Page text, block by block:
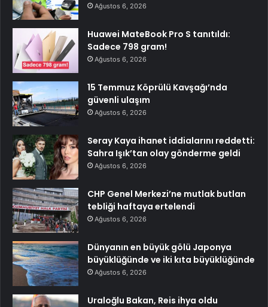
Ağustos 6, 2026
Huawei MateBook Pro S tanıtıldı:
Sadece 798 gram!
Ağustos 6, 2026
15 Temmuz Köprülü Kavşağı’nda
güvenli ulaşım
Ağustos 6, 2026
Seray Kaya ihanet iddialarını reddetti:
Sahra Işık’tan olay gönderme geldi
Ağustos 6, 2026
CHP Genel Merkezi’ne mutlak butlan
tebliği haftaya ertelendi
Ağustos 6, 2026
Dünyanın en büyük gölü Japonya
büyüklüğünde ve iki kıta büyüklüğünde
Ağustos 6, 2026
Uraloğlu Bakan, Reis ihya oldu